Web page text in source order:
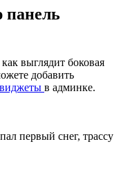
панель
выглядит боковая
добавить
виджеты в админке.
первый снег, трассу